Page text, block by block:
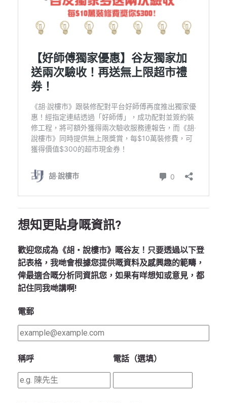
想知更貼身嘅資訊?
歡迎您成為《胡‧說樓市》嘅谷友！只要透過以下登
記表格，我哋會根據您提供嘅資料及感興趣的範疇，
俾最適合嘅分析同資訊您，如果有咩想知或意見，都
記住同我哋講啊!
電郵
稱呼 電話（選填）